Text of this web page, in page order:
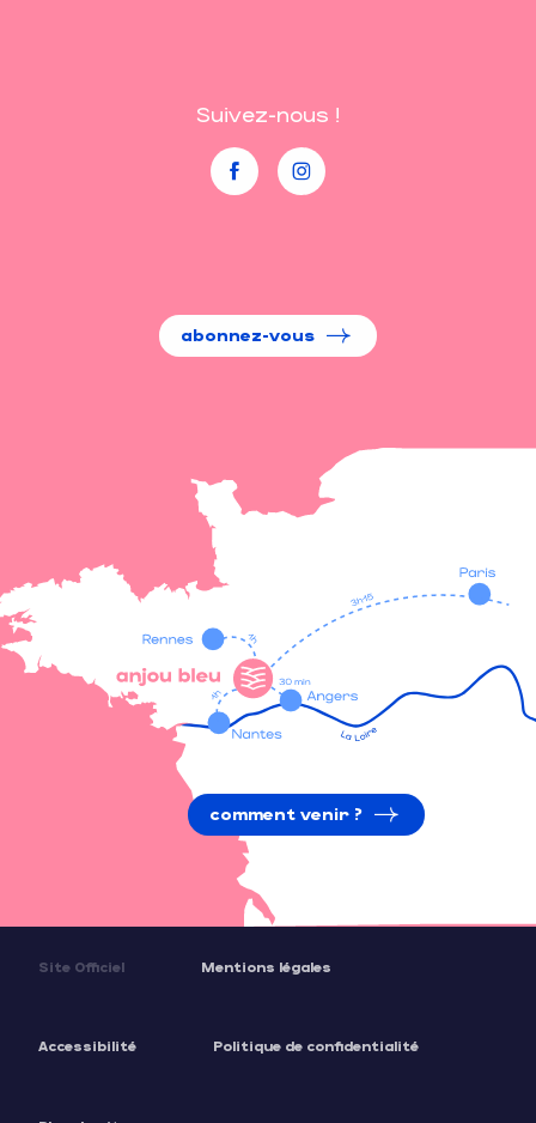
Suivez-nous !
abonnez-vous
comment venir ?
Site Officiel Mentions légales
Accessibilité Politique de confidentialité